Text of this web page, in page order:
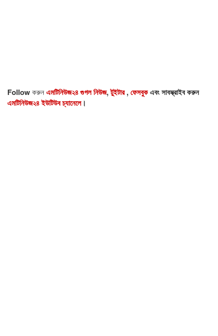
Followকরুনএমটিনিউজ২৪ গুগল নিউজ,টুইটার,ফেসবুকএবং সাবস্ক্রাইব করুন
এমটিনিউজ২৪ ইউটিউব চ্যানেলে।